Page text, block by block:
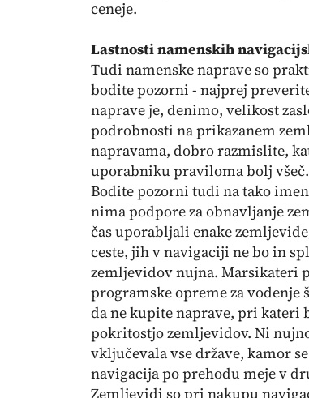
ceneje.
Lastnosti namenskih
Tudi namenske naprave so
bodite pozorni - najprej
naprave je, denimo, velikost
podrobnosti na prikazanem
napravama, dobro razmislite,
uporabniku praviloma bolj všeč.
Bodite pozorni tudi na tako
nima podpore za obnavljanje
čas uporabljali enake
ceste, jih v navigaciji ne bo in
zemljevidov nujna. Marsikateri
programske opreme za vodenje
da ne kupite naprave, pri kateri
pokritostjo zemljevidov. Ni
vključevala vse države, kamor
navigacija po prehodu meje v
Zemljevidi so pri nakupu